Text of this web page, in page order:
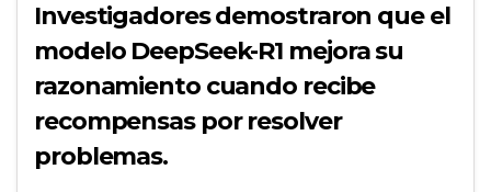
Investigadores demostraron que el
modelo DeepSeek-R1 mejora su
razonamiento cuando recibe
recompensas por resolver
problemas.